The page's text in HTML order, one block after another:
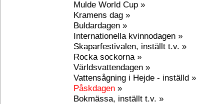
Mulde World Cup »
Kramens dag »
Buldardagen »
Internationella kvinnodagen »
Skaparfestivalen, inställt t.v. »
Rocka sockorna »
Världsvattendagen »
Vattensågning i Hejde - inställd »
Påskdagen »
Bokmässa, inställt t.v. »